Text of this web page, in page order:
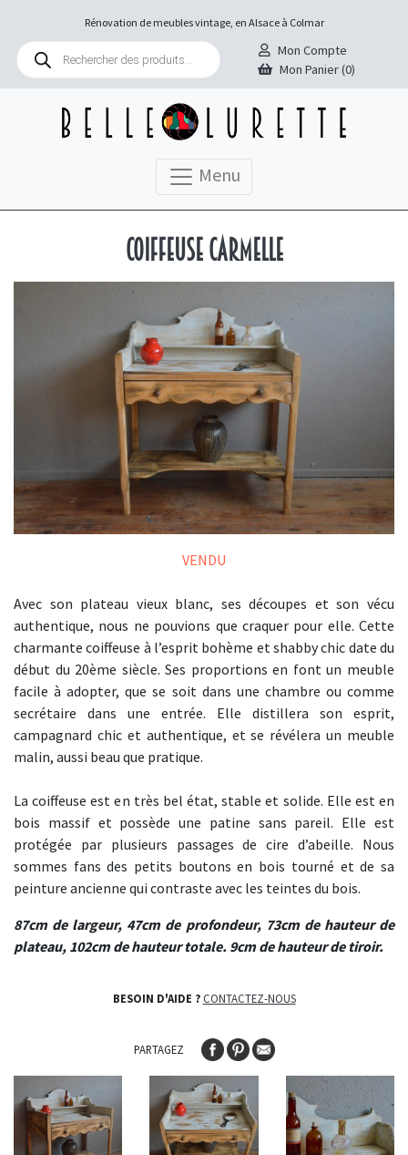
Rénovation de meubles vintage, en Alsace à Colmar
Recherche
produits
Mon Compte
Mon Panier (0)
Menu
Coiffeuse Carmelle
VENDU
Avec son plateau vieux blanc, ses découpes et son vécu
authentique, nous ne pouvions que craquer pour elle. Cette
charmante coiffeuse à l’esprit bohème et shabby chic date du
début du 20ème siècle. Ses proportions en font un meuble
facile à adopter, que se soit dans une chambre ou comme
secrétaire dans une entrée. Elle distillera son esprit,
campagnard chic et authentique, et se révélera un meuble
malin, aussi beau que pratique.
La coiffeuse est en très bel état, stable et solide. Elle est en
bois massif et possède une patine sans pareil. Elle est
protégée par plusieurs passages de cire d’abeille. Nous
sommes fans des petits boutons en bois tourné et de sa
peinture ancienne qui contraste avec les teintes du bois.
87cm de largeur, 47cm de profondeur, 73cm de hauteur de
plateau, 102cm de hauteur totale. 9cm de hauteur de tiroir.
BESOIN D'AIDE ? CONTACTEZ-NOUS
PARTAGEZ